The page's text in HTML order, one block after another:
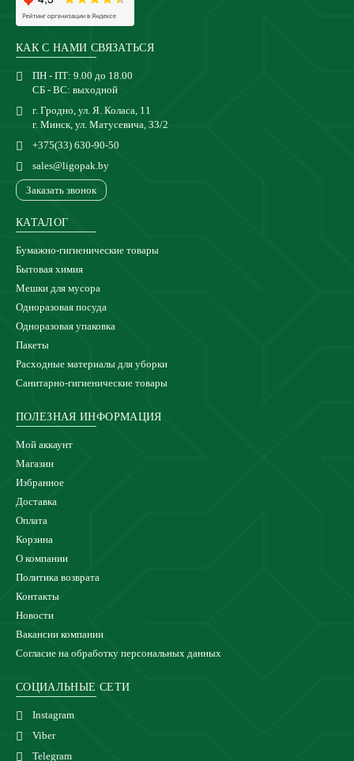
КАК С НАМИ СВЯЗАТЬСЯ
ПН - ПТ: 9.00 до 18.00
СБ - ВС: выходной
г. Гродно, ул. Я. Коласа, 11
г. Минск, ул. Матусевича, 33/2
+375(33) 630-90-50
sales@ligopak.by
Заказать звонок
КАТАЛОГ
Бумажно-гигиенические товары
Бытовая химия
Мешки для мусора
Одноразовая посуда
Одноразовая упаковка
Пакеты
Расходные материалы для уборки
Санитарно-гигиенические товары
ПОЛЕЗНАЯ ИНФОРМАЦИЯ
Мой аккаунт
Магазин
Избранное
Доставка
Оплата
Корзина
О компании
Политика возврата
Контакты
Новости
Вакансии компании
Согласие на обработку персональных данных
СОЦИАЛЬНЫЕ СЕТИ
Instagram
Viber
Telegram